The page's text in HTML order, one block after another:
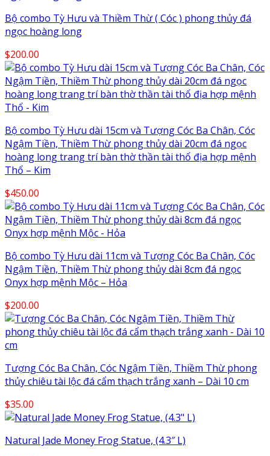
Bộ combo Tỳ Hưu và Thiềm Thừ ( Cóc ) phong thủy đá
ngọc hoàng long
$200.00
Bộ combo Tỳ Hưu dài 15cm và Tượng Cóc Ba Chân, Cóc
Ngậm Tiền, Thiềm Thừ phong thủy dài 20cm đá ngọc
hoàng long trang trí bàn thờ thần tài thổ địa hợp mệnh
Thổ – Kim
$450.00
Bộ combo Tỳ Hưu dài 11cm và Tượng Cóc Ba Chân, Cóc
Ngậm Tiền, Thiềm Thừ phong thủy dài 8cm đá ngọc
Onyx hợp mệnh Mộc – Hỏa
$200.00
Tượng Cóc Ba Chân, Cóc Ngậm Tiền, Thiềm Thừ phong
thủy chiêu tài lộc đá cẩm thạch trắng xanh – Dài 10 cm
$35.00
Natural Jade Money Frog Statue, (4.3″ L)